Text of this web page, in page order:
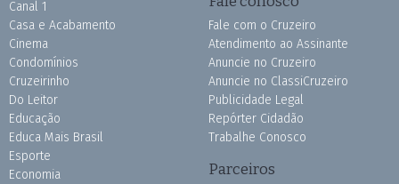
Canal 1
Casa e Acabamento
Cinema
Condomínios
Cruzeirinho
Do Leitor
Educação
Educa Mais Brasil
Esporte
Economia
Fale com o Cruzeiro
Atendimento ao Assinante
Anuncie no Cruzeiro
Anuncie no ClassiCruzeiro
Publicidade Legal
Repórter Cidadão
Trabalhe Conosco
Parceiros